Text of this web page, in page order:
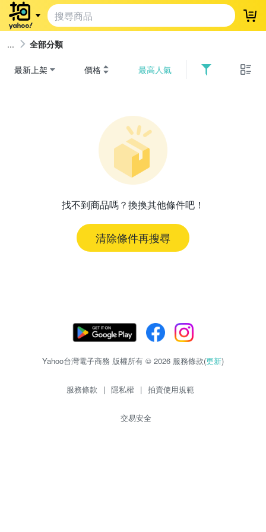
登
全部分類
最新上架 價格 最高人氣
找不到商品嗎？換換其他條件吧！
清除條件再搜尋
Yahoo台灣電子商務 版權所有 © 2026 服務條款(更新)
服務條款 | 隱私權 | 拍賣使用規範
交易安全